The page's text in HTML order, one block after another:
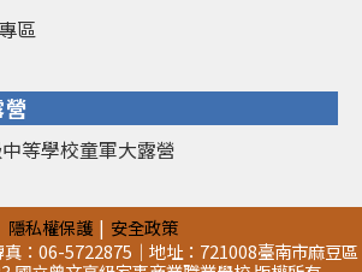
區
等學校童軍大露營
隱私權保護
安全政策
：06-5722875｜地址：721008臺南市麻豆區